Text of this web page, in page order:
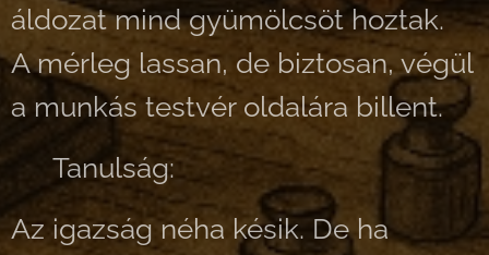
áldozat mind gyümölcsöt hoztak.
A mérleg lassan, de biztosan, végül
a munkás testvér oldalára billent.
👉 Tanulság:
Az igazság néha késik. De ha